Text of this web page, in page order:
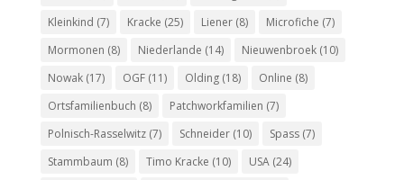
Kleinkind (7) Kracke (25) Liener(8) Microfiche (7)
Mormonen (8) Niederlande (14) Nieuwenbroek(10)
Nowak(17) OGF(11) Olding(18) Online (8)
Ortsfamilienbuch (8) Patchworkfamilien (7)
Polnisch-Rasselwitz(7) Schneider(10) Spass(7)
Stammbaum (8) Timo Kracke (10) USA(24)